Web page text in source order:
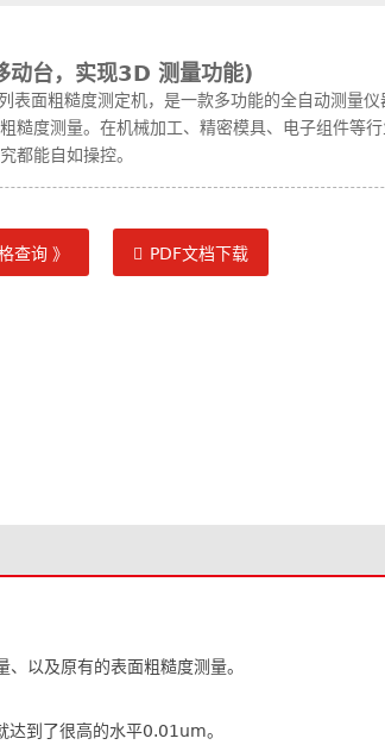
动台，实现3D 测量功能)
表面粗糙度测定机，是一款多功能的全自动测量仪
糙度测量。在机械加工、精密模具、电子组件等
都能自如操控。
查询 》 PDF文档下载
以及原有的表面粗糙度测量。
到了很高的水平0.01um。